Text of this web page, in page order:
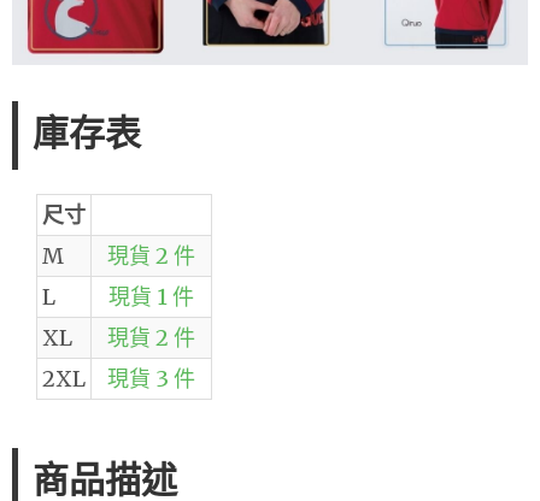
庫存表
尺寸
M
現貨 2 件
L
現貨 1 件
XL
現貨 2 件
2XL
現貨 3 件
商品描述